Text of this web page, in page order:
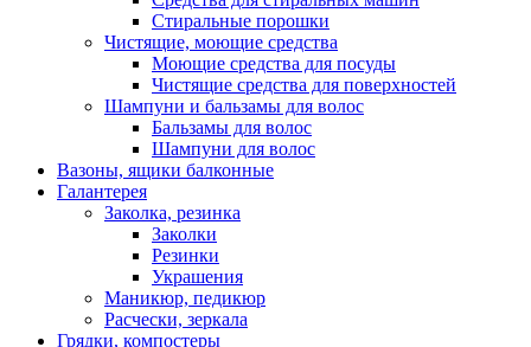
Стиральные порошки
Чистящие, моющие средства
Моющие средства для посуды
Чистящие средства для поверхностей
Шампуни и бальзамы для волос
Бальзамы для волос
Шампуни для волос
Вазоны, ящики балконные
Галантерея
Заколка, резинка
Заколки
Резинки
Украшения
Маникюр, педикюр
Расчески, зеркала
Грядки, компостеры